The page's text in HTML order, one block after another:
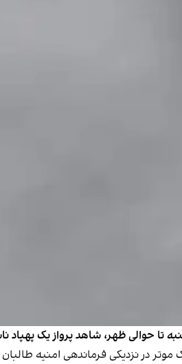
تا حوالی ظهر، شاهد پرواز یک
موتر در نزدیکی فرماندهی امنیه